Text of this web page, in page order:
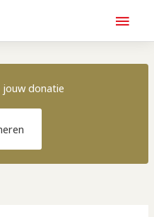
jouw donatie